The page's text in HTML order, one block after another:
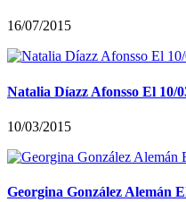
16/07/2015
Natalia Díazz Afonsso El 10/
10/03/2015
Georgina González Alemán